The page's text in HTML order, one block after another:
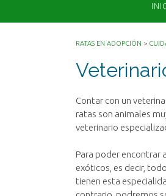
RATAS EN ADOPCIÓN >
Contar con un
ratas son animales
veterinario
Para poder encontrar
exóticos, es decir,
tienen esta